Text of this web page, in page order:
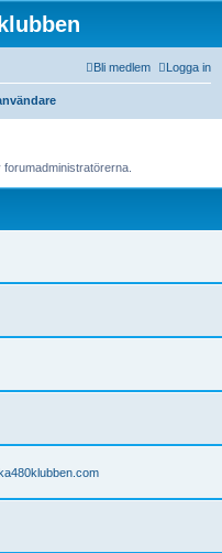
Logga in
Bli medlem